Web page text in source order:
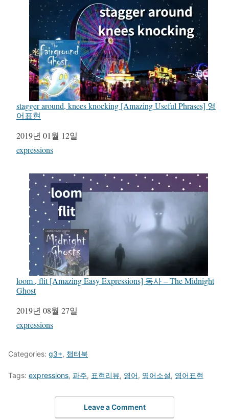
stagger around, knees knocking [Amazing Useful Phrases] 영
어표현
일자
2019년 01월 12일
관련 항목
expressions
loom , flit [Amazing Easy Expressions] 동사 – The Midnight
Ghost
일자
2019년 08월 27일
관련 항목
expressions
Categories: g3+, 챕터북
Tags: expressions, 파주, 표현리뷰, 영어, 영어소설, 영어표현
Leave a Comment